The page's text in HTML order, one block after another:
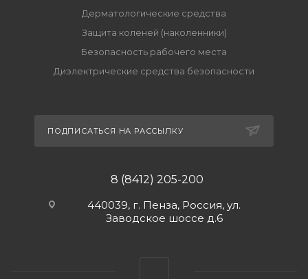
Дерматологические средства
Защита коленей (наколенники)
Безопасность рабочего места
Диэлектрические средства безопасности
ПОДПИСАТЬСЯ НА РАССЫЛКУ
8 (8412) 205-200
440039, г. Пенза, Россия, ул.
Заводское шоссе д.6